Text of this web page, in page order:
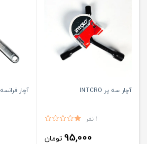
آچار سه پر INTCRO
1 نفر
95,000 تومان
آچار فرانسه ۱۲ اینچی HUNTER